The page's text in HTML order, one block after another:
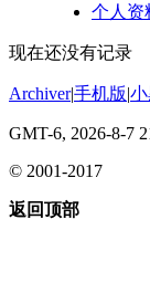
个人资
现在还没有记录
Archiver|手机版|
GMT-6, 2026-8-7
© 2001-2017
返回顶部